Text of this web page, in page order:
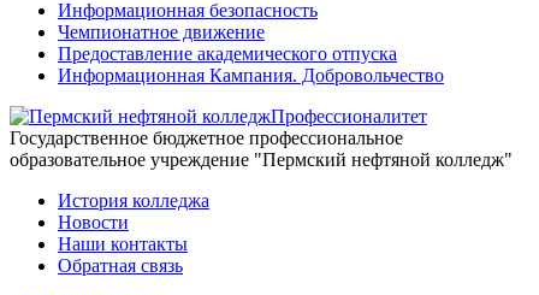
Информационная безопасность
Чемпионатное движение
Предоставление академического отпуска
Информационная Кампания. Добровольчество
Профессионалитет
Государственное бюджетное профессиональное
образовательное учреждение "Пермский нефтяной колледж"
История колледжа
Новости
Наши контакты
Обратная связь